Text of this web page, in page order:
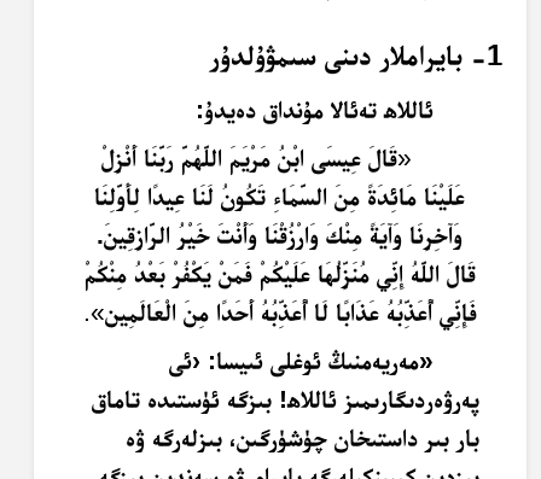
1- بايراملار دىنى سىمۋۇلدۇر
ئاللاھ تەئالا مۇنداق دەيدۇ:
«قَالَ عِيسَى ابْنُ مَرْيَمَ اللَّهُمَّ رَبَّنَا أَنْزِلْ
عَلَيْنَا مَائِدَةً مِنَ السَّمَاءِ تَكُونُ لَنَا عِيدًا لِأَوَّلِنَا
وَآخِرِنَا وَآيَةً مِنْكَ وَارْزُقْنَا وَأَنْتَ خَيْرُ الرَّازِقِينَ.
قَالَ اللَّهُ إِنِّي مُنَزِّلُهَا عَلَيْكُمْ فَمَنْ يَكْفُرْ بَعْدُ مِنْكُمْ
فَإِنِّي أُعَذِّبُهُ عَذَابًا لَا أُعَذِّبُهُ أَحَدًا مِنَ الْعَالَمِين»
.
«مەريەمنىڭ ئوغلى ئىيسا: ‹ئى
پەرۋەردىگارىمىز ئاللاھ! بىزگە ئۈستىدە تاماق
بار بىر داستىخان چۈشۈرگىن، بىزلەرگە ۋە